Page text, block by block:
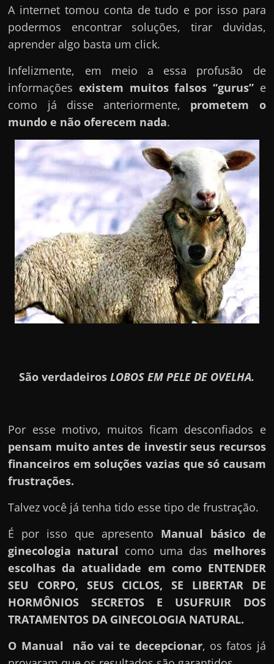
A internet tomou conta de tudo e por isso para
podermos encontrar soluções, tirar duvidas,
aprender algo basta um click.
Infelizmente, em meio a essa profusão de
informaçõesexistem muitos falsos “gurus”e
como já disse anteriormente, prometem o
mundo e não oferecem nada.
São verdadeirosLOBOS EM PELE DE OVELHA.
Por esse motivo, muitos ficam desconfiados e
pensam muito antes de investir seus recursos
financeiros em soluções vazias que só causam
frustrações.
Talvez você já tenha tido esse tipo de frustração.
É por isso que apresento Manual básico de
ginecologia natural como uma das melhores
escolhas da atualidade em como ENTENDER
SEU CORPO, SEUS CICLOS, SE LIBERTAR DE
HORMÔNIOS SECRETOS E USUFRUIR DOS
TRATAMENTOS DA GINECOLOGIA NATURAL.
O Manual
não vai te decepcionar, os fatos já